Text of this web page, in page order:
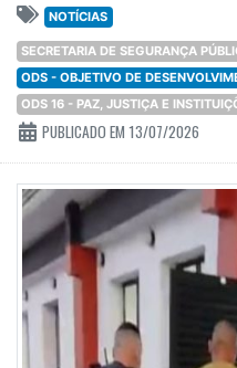
NOTÍCIAS
SECRETARIA DE SEGURANÇA
ODS - OBJETIVO DE
ODS 16 - PAZ, JUSTIÇA E
PUBLICADO EM 13/07/2026